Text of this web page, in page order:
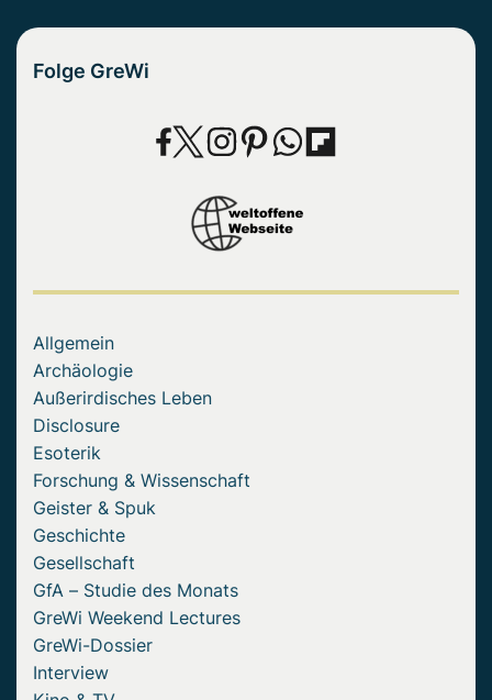
Folge GreWi
Allgemein
Archäologie
Außerirdisches Leben
Disclosure
Esoterik
Forschung & Wissenschaft
Geister & Spuk
Geschichte
Gesellschaft
GfA – Studie des Monats
GreWi Weekend Lectures
GreWi-Dossier
Interview